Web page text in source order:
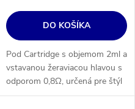
DO KOŠÍKA
Pod Cartridge s objemom 2ml a
vstavanou žeraviacou hlavou s
odporom 0,8Ω, určená pre štýl
vapovania utiahnutého DL